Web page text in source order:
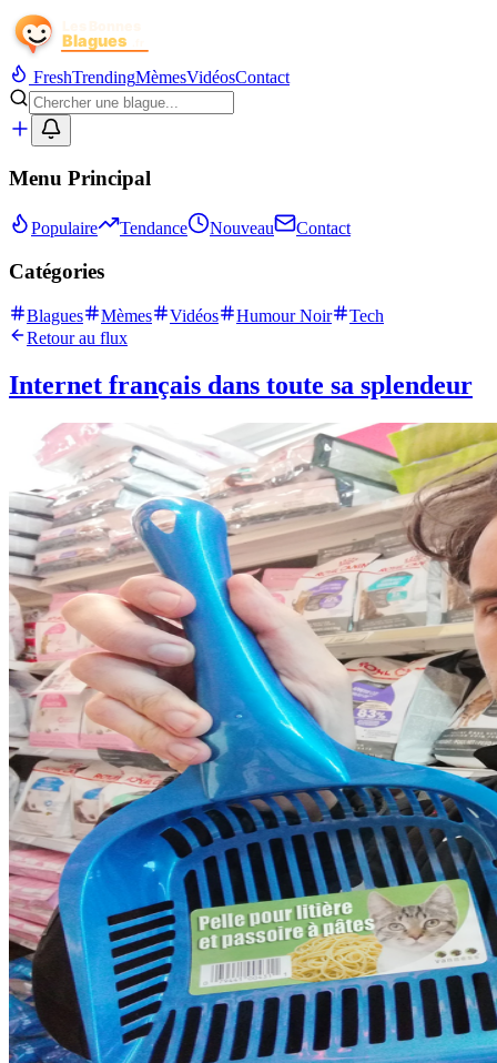
FreshTrendingMèmesVidéosContact
Menu Principal
Populaire Tendance Nouveau Contact
Catégories
Blagues Mèmes Vidéos Humour Noir
Tech
Retour au flux
Internet français dans toute sa splendeur